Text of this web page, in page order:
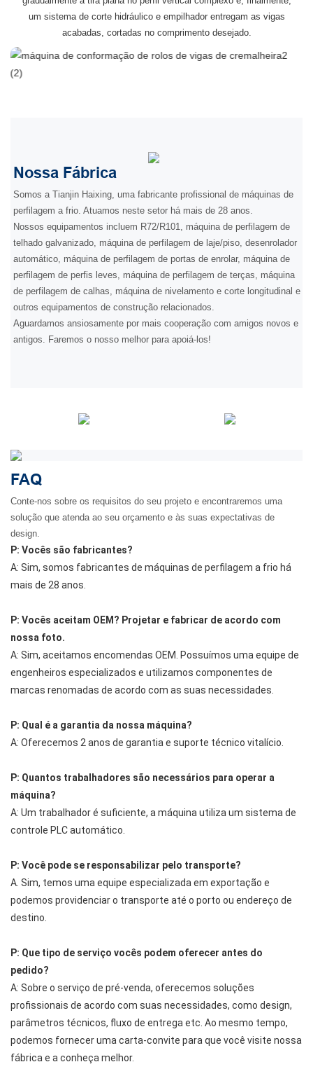
um sistema de corte hidráulico e empilhador entregam as vigas
acabadas, cortadas no comprimento desejado.
Nossa Fábrica
Somos a Tianjin Haixing, uma fabricante profissional de máquinas de
perfilagem a frio. Atuamos neste setor há mais de 28 anos.
Nossos equipamentos incluem R72/R101, máquina de perfilagem de
telhado galvanizado, máquina de perfilagem de laje/piso, desenrolador
automático, máquina de perfilagem de portas de enrolar, máquina de
perfilagem de perfis leves, máquina de perfilagem de terças, máquina
de perfilagem de calhas, máquina de nivelamento e corte longitudinal e
outros equipamentos de construção relacionados.
Aguardamos ansiosamente por mais cooperação com amigos novos e
antigos. Faremos o nosso melhor para apoiá-los!
FAQ
Conte-nos sobre os requisitos do seu projeto e encontraremos uma
solução que atenda ao seu orçamento e às suas expectativas de
design.
P: Vocês são fabricantes?
A: Sim, somos fabricantes de máquinas de perfilagem a frio há
mais de 28 anos.
P: Vocês aceitam OEM? Projetar e fabricar de acordo com
nossa foto.
A: Sim, aceitamos encomendas OEM. Possuímos uma equipe de
engenheiros especializados e utilizamos componentes de
marcas renomadas de acordo com as suas necessidades.
P: Qual é a garantia da nossa máquina?
A: Oferecemos 2 anos de garantia e suporte técnico vitalício.
P: Quantos trabalhadores são necessários para operar a
máquina?
A: Um trabalhador é suficiente, a máquina utiliza um sistema de
controle PLC automático.
P: Você pode se responsabilizar pelo transporte?
A. Sim, temos uma equipe especializada em exportação e
podemos providenciar o transporte até o porto ou endereço de
destino.
P: Que tipo de serviço vocês podem oferecer antes do
pedido?
A: Sobre o serviço de pré-venda, oferecemos soluções
profissionais de acordo com suas necessidades, como design,
parâmetros técnicos, fluxo de entrega etc. Ao mesmo tempo,
podemos fornecer uma carta-convite para que você visite nossa
fábrica e a conheça melhor.